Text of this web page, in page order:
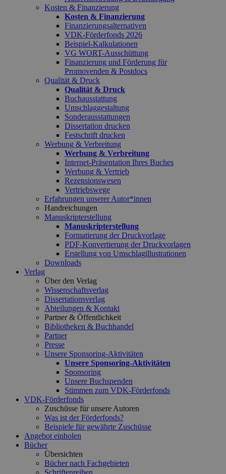
Kosten & Finanzierung
Kosten & Finanzierung
Finanzierungsalternativen
VDK-Förderfonds 2026
Beispiel-Kalkulationen
VG WORT-Ausschüttung
Finanzierung und Förderung für
Promovenden & Postdocs
Qualität & Druck
Qualität & Druck
Buchausstattung
Umschlaggestaltung
Sonderausstattungen
Dissertation drucken
Festschrift drucken
Werbung & Verbreitung
Werbung & Verbreitung
Internet-Präsentation Ihres Buches
Werbung & Vertrieb
Rezensionswesen
Vertriebswege
Erfahrungen unserer Autor*innen
Handreichungen
Manuskripterstellung
Manuskripterstellung
Formatierung der Druckvorlage
PDF-Konvertierung der Druckvorlagen
Erstellung von Umschlagillustrationen
Downloads
Verlag
Über den Verlag
Wissenschaftsverlag
Dissertationsverlag
Abteilungen & Kontakt
Partner & Öffentlichkeit
Bibliotheken & Buchhandel
Partner
Presse
Unsere Sponsoring-Aktivitäten
Unsere Sponsoring-Aktivitäten
Sponsoring
Unsere Buchspenden
Stimmen zum VDK-Förderfonds
VDK-Förderfonds
Zuschüsse für unsere Autoren
Was ist der Förderfonds?
Beispiele für gewährte Zuschüsse
Angebot einholen
Bücher
Übersichten
Bücher nach Fachgebieten
Schriftenreihen